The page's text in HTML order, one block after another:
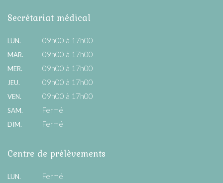
Secrétariat médical
LUN. 09h00 à 17h00
MAR. 09h00 à 17h00
MER. 09h00 à 17h00
JEU. 09h00 à 17h00
VEN. 09h00 à 17h00
SAM. Fermé
DIM. Fermé
Centre de prélèvements
LUN. Fermé